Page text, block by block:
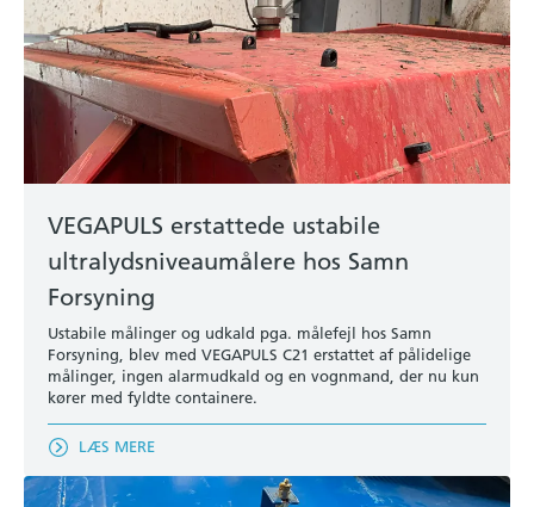
VEGAPULS erstattede ustabile
ultralydsniveaumålere hos Samn
Forsyning
Ustabile målinger og udkald pga. målefejl hos Samn
Forsyning, blev med VEGAPULS C21 erstattet af pålidelige
målinger, ingen alarmudkald og en vognmand, der nu kun
kører med fyldte containere.
LÆS MERE